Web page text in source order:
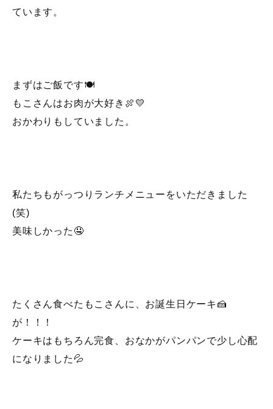
ています。
まずはご飯です🍽
もこさんはお肉が大好き🍖💛
おかわりもしていました。
私たちもがっつりランチメニューをいただきました
(笑)
美味しかった🤤
たくさん食べたもこさんに、お誕生日ケーキ🍰
が！！！
ケーキはもちろん完食、おなかがパンパンで少し心配
になりました💦